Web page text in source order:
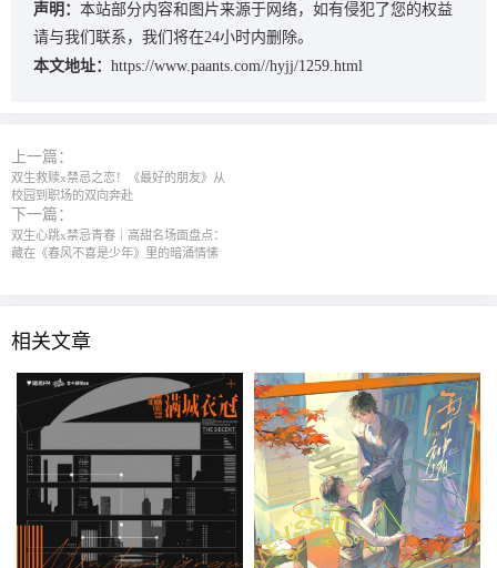
声明： 本站部分内容和图片来源于网络，如有侵犯了您的权益
请与我们联系，我们将在24小时内删除。
本文地址： https://www.paants.com//hyjj/1259.html
上一篇：
双生救赎x禁忌之恋！《最好的朋友》从
校园到职场的双向奔赴
下一篇：
双生心跳x禁忌青春｜高甜名场面盘点：
藏在《春风不喜是少年》里的暗涌情愫
相关文章